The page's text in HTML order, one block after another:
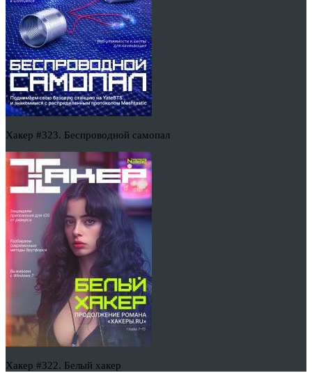
Хакер #323. Беспроводной самопал
Хакер #322. Белый хакер